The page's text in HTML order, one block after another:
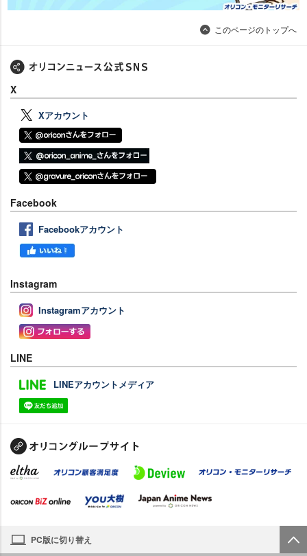
このページのトップへ
X
Xアカウント
Facebook
Facebookアカウント
Instagram
Instagramアカウント
LINE
LINEアカウントメディア
PC版に切り替え